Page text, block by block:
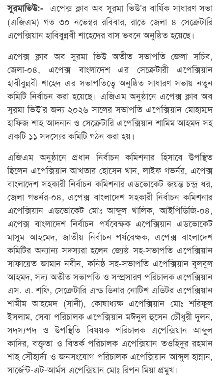
সুরমাভিউ:- এপেক্স ক্লাব অব সুরমা ভিউ’র বার্ষিক সাধারণ সভা
(এজিএম) গত ৩০ নভেম্বর রবিবার, রাতে জেলা ৪ সেক্রেটারি
এপেক্সিয়ান হাবিবুন্নবী শাহেদের বাস ভবনে অনুষ্ঠিত হয়েছে।
এপেক্স ক্লাব অব সুরমা ভিউ অতীত সভাপতি জেলা সচিব,
জেলা-০৪, এপেক্স বাংলাদেশ এর সেক্রেটারী এপেক্সিয়ান
হাবীবুন্নবী শাহেদ এর সভাপতিত্বে অনুষ্ঠিত সাধারণ সভায় নতুন
কমিটি নির্বাচন করা হয়েছে। এজিএম অনুষ্ঠানে এপেক্স ক্লাব অব
সুরমা ভিউ’র জন্য ২০২৬ সালের সভাপতি এপেক্সিয়ান মোহাম্মদ
হাফিজ শাহ আদনান ও সেক্রেটারি এপেক্সিয়ান শামিম আহমদ সহ
একটি ১১ সদস্যের কমিটি গঠন করা হয়।
এজিএম অনুষ্ঠানে প্রধান নির্বাচন কমিশনার হিসাবে উপস্থিত
ছিলেন এপেক্সিয়ান আখতার হোসেন খান, লাইফ গভর্নর, এপেক্স
বাংলাদেশ সহকারী নির্বাচন কমিশনার এডভোকেট জয়ন্ত চন্দ্র ধর,
জেলা গভর্নর-০৪, এপেক্স বাংলাদেশ সহকারী নির্বাচন কমিশনার
এপেক্সিয়ান এডভোকেট মোঃ আব্দুল খালিক, আইপিডিজি-০৪,
এপেক্স বাংলাদেশ নির্বাচন পর্যবেক্ষক এপেক্সিয়ান এডভোকেট
মাসুম আহমেদ, জাতীয় নির্বাচন পর্যবেক্ষক, এপেক্স বাংলাদেশ
কমিটির অন্যান্য সদস্যরা হলেন জ্যেষ্ঠ সহ-সভাপতি এপেক্সিয়ান
সাফায়েত জামান নবীন, কনিষ্ঠ সহ-সভাপতি এপেক্সিয়ান বুলবুল
আহমদ, সদ্য অতীত সভাপতি ও সম্প্রসারণ পরিচালক এপেক্সিয়ান
এস. এ. শফি, সেক্রেটারি এন্ড ডিনার নোটিশ এডিটর এপেক্সিয়ান
শামীম আহমেদ (সানী), কোষাধ্যক্ষ এপেক্সিয়ান মোঃ শরিফুল
ইসলাম, সেবা পরিচালক এপেক্সিয়ান মঈনুল হুসেন চৌধুরী দুলন,
সদস্যপদ ও উপস্থিতি বিষয়ক পরিচালক এপেক্সিয়ান আব্দুল
কাদির, বক্তৃতা ও বিতর্ক পরিচালক এপেক্সিয়ান তওহিদুর রহমান
শাহ সৌহার্দ্য ও জনসংযোগ পরিচালক এপেক্সিয়ান আব্দুল হান্নান,
সার্জেন্ট-এট-আর্মস এপেক্সিয়ান মোঃ রিপন মিয়া প্রমুখ।